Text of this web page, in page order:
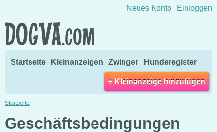
Direkt zum Inhalt wechseln
Neues Konto Einloggen
Startseite Kleinanzeigen Zwinger Hunderegister
+ Kleinanzeige hinzufügen
Startseite
Geschäftsbedingungen